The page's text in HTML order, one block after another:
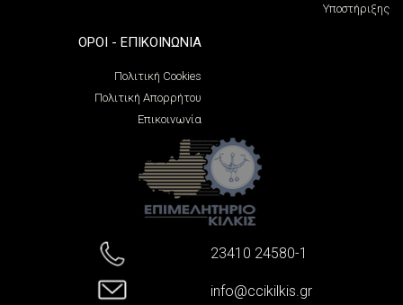
Υποστήριξης
ΌΡΟΙ - ΕΠΙΚΟΙΝΩΝΊΑ
Πολιτική Cookies
Πολιτική Απορρήτου
Επικοινωνία
23410 24580-1
info@ccikilkis.gr